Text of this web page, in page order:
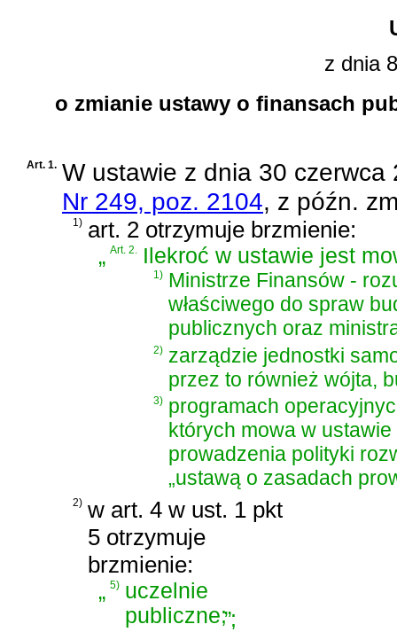
z dnia
o zmianie ustawy o finansach
Art. 1. W ustawie z dnia 30
Nr 249, poz. 2104, z późn.
1) art. 2 otrzymuje brzmienie:
„Art. 2. Ilekroć w ustawie jest
1) Ministrze Finansów -
właściwego do spraw
publicznych oraz
2) zarządzie jednostki
przez to również wójta,
3) programach
których mowa w
prowadzenia polityki
„ustawą o zasadach
2) w art. 4 w ust. 1 pkt
5 otrzymuje
brzmienie:
„5) uczelnie
publiczne;
”;